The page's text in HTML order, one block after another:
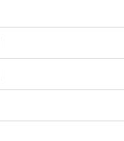
Juli 2018
Juni 2018